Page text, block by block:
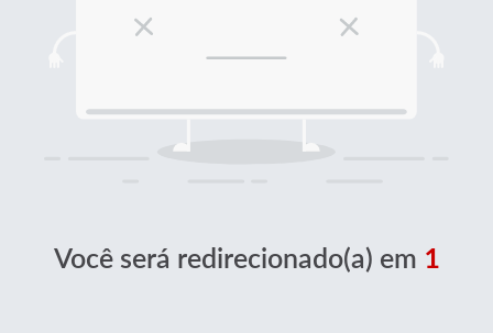
Você será redirecionado(a) em 1